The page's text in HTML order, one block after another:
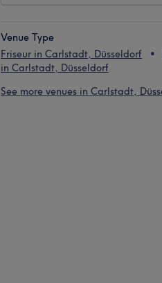
Venue Type
Friseur in Carlstadt, Düsseldorf
in Carlstadt, Düsseldorf
See more venues in Carlstadt,